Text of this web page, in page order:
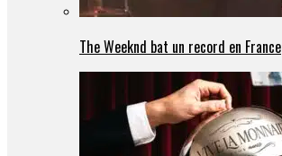
The Weeknd bat un record en France